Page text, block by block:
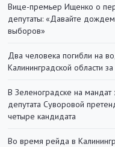
Вице-премьер Ищенко о
депутаты: «Давайте
выборов»
Два человека погибли на
Калининградской области
В Зеленоградске на мандат
депутата Суворовой
четыре кандидата
Во время рейда в